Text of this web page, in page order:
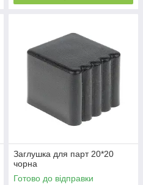
Заглушка для парт 20*20
чорна
Готово до відправки